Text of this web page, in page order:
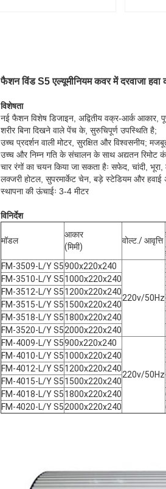
फैशन विंड S5 एल्यूमीनियम कवर में दरवाजा
विशेषता
नई फैशन विशेष डिजाइन, अद्वितीय वक्र-आर्क आकार,
शरीर बिना दिखने वाले पेंच के, सुरुचिपूर्ण उपस्थिति है;
उच्च प्रदर्शन वाली मोटर, सुरक्षित और विश्वसनीय;
उच्च और निम्न गति के संचालन के साथ अद्यतन रिमोट
चार रंगों का चयन किया जा सकता हैः सफेद, चांदी, भूरा,
लक्जरी होटल, सुपरमार्केट चेन, बड़े स्टेडियम और
स्थापना की ऊंचाईः 3-4 मीटर
विनिर्देश
मॉडल
आकार
(मिमी)
वोल्ट./ आवृत्ति
FM-3509-L/Y S5900x220x240
220v/50Hz
FM-3510-L/Y S51000x220x240
FM-3512-L/Y S51200x220x240
FM-3515-L/Y S51500x220x240
FM-3518-L/Y S51800x220x240
FM-3520-L/Y S52000x220x240
FM-4009-L/Y S5900x220x240
220v/50Hz
FM-4010-L/Y S51000x220x240
FM-4012-L/Y S51200x220x240
FM-4015-L/Y S51500x220x240
FM-4018-L/Y S51800x220x240
FM-4020-L/Y S52000x220x240